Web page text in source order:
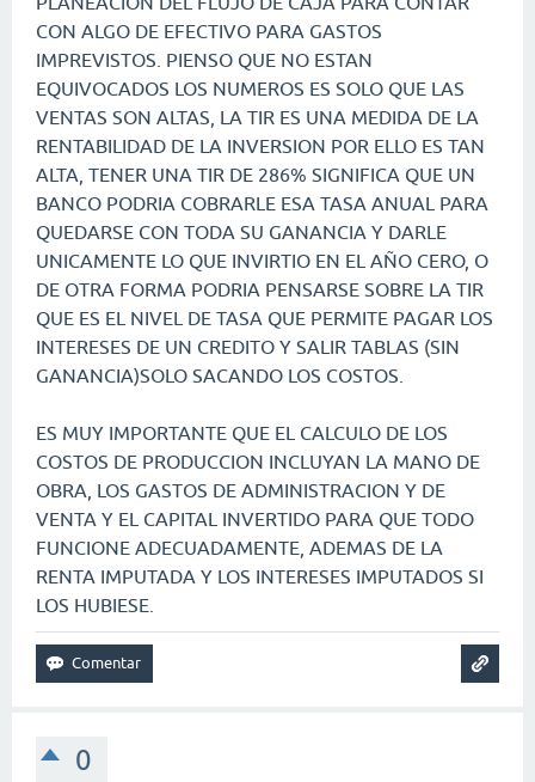
CON ALGO DE EFECTIVO PARA GASTOS
IMPREVISTOS. PIENSO QUE NO ESTAN
EQUIVOCADOS LOS NUMEROS ES SOLO QUE LAS
VENTAS SON ALTAS, LA TIR ES UNA MEDIDA DE LA
RENTABILIDAD DE LA INVERSION POR ELLO ES TAN
ALTA, TENER UNA TIR DE 286% SIGNIFICA QUE UN
BANCO PODRIA COBRARLE ESA TASA ANUAL PARA
QUEDARSE CON TODA SU GANANCIA Y DARLE
UNICAMENTE LO QUE INVIRTIO EN EL AÑO CERO, O
DE OTRA FORMA PODRIA PENSARSE SOBRE LA TIR
QUE ES EL NIVEL DE TASA QUE PERMITE PAGAR LOS
INTERESES DE UN CREDITO Y SALIR TABLAS (SIN
GANANCIA)SOLO SACANDO LOS COSTOS.
ES MUY IMPORTANTE QUE EL CALCULO DE LOS
COSTOS DE PRODUCCION INCLUYAN LA MANO DE
OBRA, LOS GASTOS DE ADMINISTRACION Y DE
VENTA Y EL CAPITAL INVERTIDO PARA QUE TODO
FUNCIONE ADECUADAMENTE, ADEMAS DE LA
RENTA IMPUTADA Y LOS INTERESES IMPUTADOS SI
LOS HUBIESE.
0